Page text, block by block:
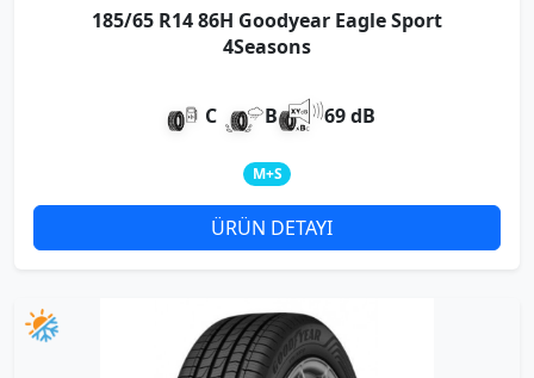
185/65 R14 86H Goodyear Eagle Sport
4Seasons
C B 69 dB
M+S
ÜRÜN DETAYI